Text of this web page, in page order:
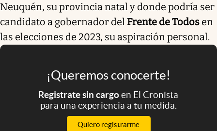
Neuquén, su provincia natal y donde podría ser
candidato a gobernador del Frente de Todos en
las elecciones de 2023, su aspiración personal.
¡Queremos conocerte!
Registrate sin cargoen El Cronista
para una experiencia a tu medida.
Quiero registrarme